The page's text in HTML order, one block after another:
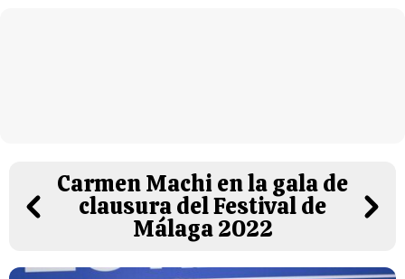
Carmen Machi en la gala de
clausura del Festival de
Málaga 2022